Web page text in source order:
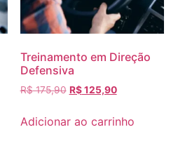
Treinamento em Direção
Defensiva
R$175,90 R$125,90
Adicionar ao carrinho